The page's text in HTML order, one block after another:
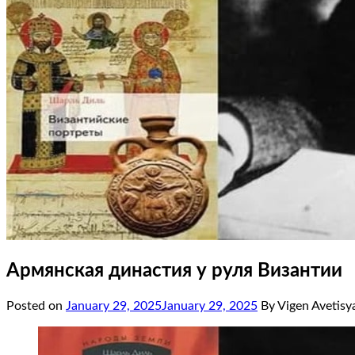
Армянская династия у руля Византии
Posted on January 29, 2025January 29, 2025 By Vigen